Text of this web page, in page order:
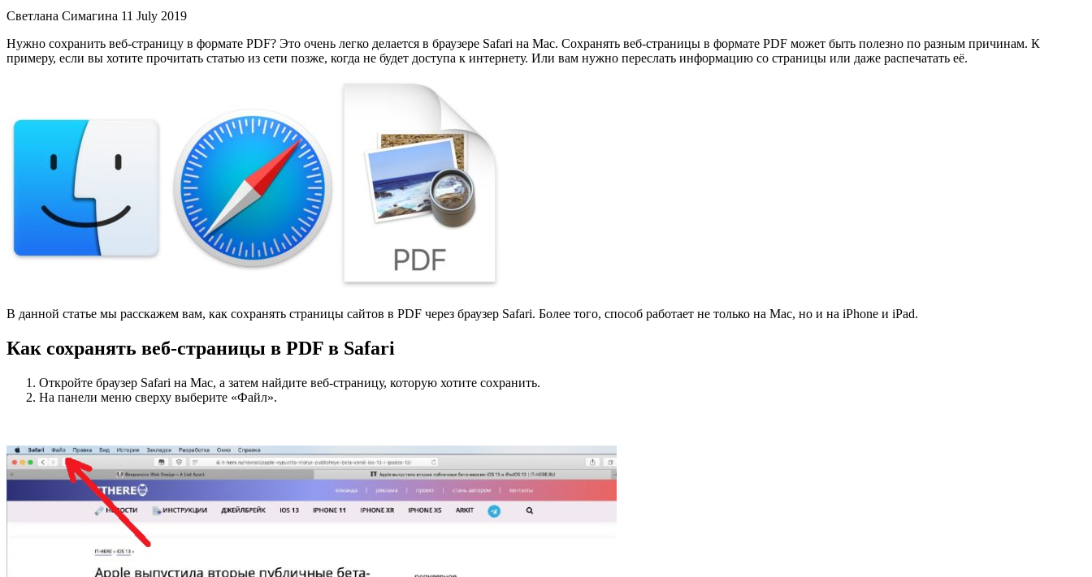
Светлана Симагина 11 July 2019
Нужно сохранить веб-страницу в формате PDF? Это очень легко делается в браузере Safari на Mac. Сохранять веб-страницы в формате PDF может быть полезно по разным причинам. К
примеру, если вы хотите прочитать статью из сети позже, когда не будет доступа к интернету. Или вам нужно переслать информацию со страницы или даже распечатать её.
В данной статье мы расскажем вам, как сохранять страницы сайтов в PDF через браузер Safari. Более того, способ работает не только на Mac, но и на iPhone и iPad.
Как сохранять веб-страницы в PDF в Safari
Откройте браузер Safari на Mac, а затем найдите веб-страницу, которую хотите сохранить.
На панели меню сверху выберите «Файл».